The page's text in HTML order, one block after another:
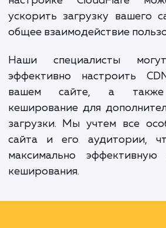
CloudFlare является одной
CDN-сетей и предлагает
преимуществ, включая
бесплатные SSL-
возможности
настройке CloudFlare
ускорить загрузку
общее взаимодействие
Наши специалисты
эффективно настроить